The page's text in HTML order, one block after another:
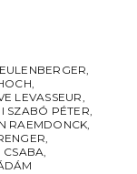
,
,
LEVASSEUR,
SZABÓ PÉTER,
RAEMDONCK,
,
CSABA,